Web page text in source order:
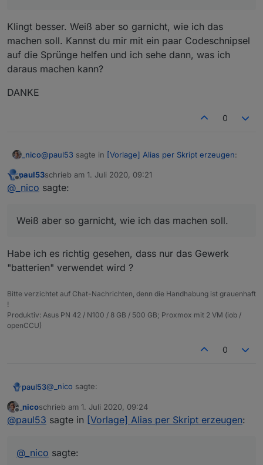
Klingt besser. Weiß aber so garnicht, wie ich das
machen soll. Kannst du mir mit ein paar Codeschnipsel
auf die Sprünge helfen und ich sehe dann, was ich
daraus machen kann?
DANKE
0
_nico@paul53 sagte in [Vorlage] Alias per Skript erzeugen:
@_nico
Vermutlich weil es asynchron läuft? Daran
werde ich sicher nicht viel ändern können
Alternative: Du arbeitest bei allen Alias, die Enums
beim Aufruf der Funktion.
hätte ich es schon gerne halbwegs ordentlich.
Du müsstest zu Beginn alle benötigten Räume und
Gewerke einlesen, dann innerhalb der Funktionen
die Datenpunkte hinzufügen und zum Schluss die
Klingt besser. Weiß aber so garnicht, wie ich das machen
soll. Kannst du mir mit ein paar Codeschnipsel auf die
machen kann?
Offline
paul53schrieb am 1. Juli 2020, 09:21
zuletzt editiert von
@ _nico sagte:
Weiß aber so garnicht, wie ich das machen soll.
Habe ich es richtig gesehen, dass nur das Gewerk
"batterien" verwendet wird ?
Bitte verzichtet auf Chat-Nachrichten, denn die Handhabung ist grauenhaft
!
Produktiv: Asus PN 42 / N100 / 8 GB / 500 GB; Proxmox mit 2 VM (iob /
openCCU)
0
paul53@ _nico sagte:
Weiß aber so garnicht, wie ich das machen soll.
Habe ich es richtig gesehen, dass nur das Gewerk
"batterien" verwendet wird ?
Offline
_nicoschrieb am 1. Juli 2020, 09:24
zuletzt editiert von
@paul53 sagte in [Vorlage] Alias per Skript erzeugen:
@ _nico sagte: